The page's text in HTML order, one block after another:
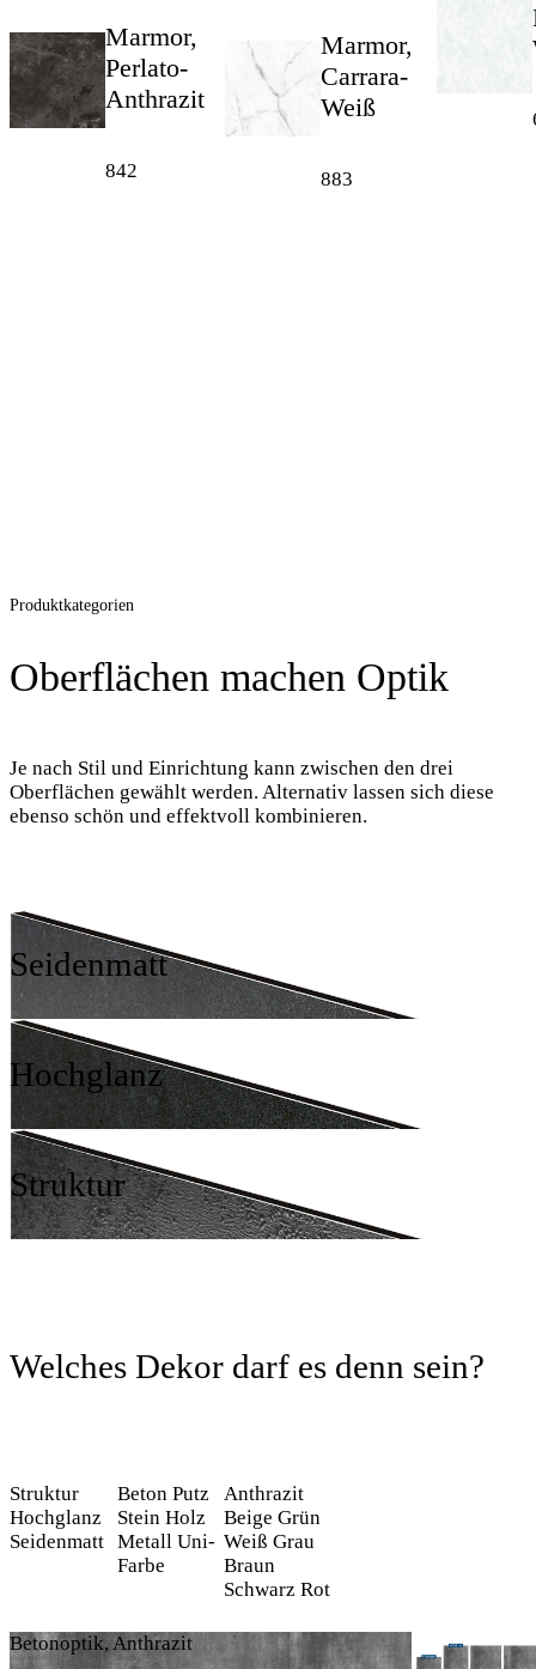
Marmor,
Perlato-
Anthrazit
842
Marmor,
Carrara-
Weiß
883
Produktkategorien
Oberflächen machen Optik
Je nach Stil und Einrichtung kann zwischen den drei
Oberflächen gewählt werden. Alternativ lassen sich diese
ebenso schön und effektvoll kombinieren.
Seidenmatt
Hochglanz
Struktur
Welches Dekor darf es denn sein?
Betonoptik, Anthrazit
Struktur
Hochglanz
Seidenmatt
Beton Putz
Stein Holz
Metall Uni-
Farbe
Anthrazit
Beige Grün
Weiß Grau
Braun
Schwarz Rot